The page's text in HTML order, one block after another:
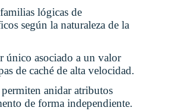
lógicas de
según la naturaleza de la
único asociado a un valor
de caché de alta velocidad.
anidar atributos
de forma independiente.